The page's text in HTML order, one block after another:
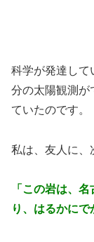
科学が発達して
分の太陽観測が
ていたのです。
私は、友人に、
「この岩は、
り、はるかにで